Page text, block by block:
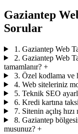
Gaziantep
Sorular
1. Gaziantep Web
2. Gaziantep Web
tamamlanır? +
3. Özel kodlama ve
4. Web siteleriniz
5. Teknik SEO
6. Kredi kartına
7. Sitenin açılış
8. Gaziantep
musunuz? +